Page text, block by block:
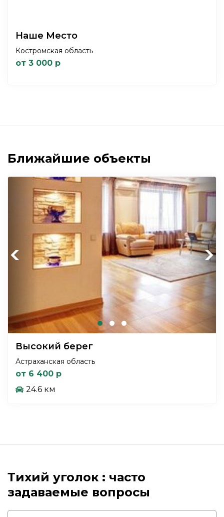
Наше Место
Костромская область
от 3 000 р
Ближайшие объекты
Previous Next
Высокий берег
Астраханская область
от 6 400 р
24.6 км
Тихий уголок : часто
задаваемые вопросы